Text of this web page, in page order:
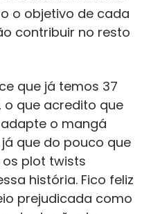
o objetivo de cada
contribuir no resto
que já temos 37
que acredito que
o mangá
que do pouco que
plot twists
história. Fico feliz
prejudicada como